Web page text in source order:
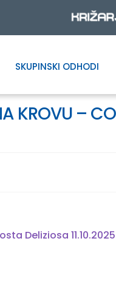
SKUPINSKI ODHODI
KROVU –
Deliziosa